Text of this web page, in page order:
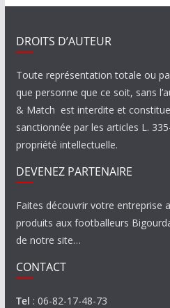
DROITS D’AUTEUR
Toute représentation totale ou
que personne que ce soit, sans
& Match est interdite et
sanctionnée par les articles L.
propriété intellectuelle.
DEVENEZ PARTENAIRE
Faites découvrir votre entreprise
produits aux footballeurs
de notre site…
CONTACT
Tel : 06-82-17-48-73